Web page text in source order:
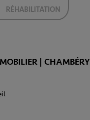
RÉHABILITATION
| CHAMBÉRY